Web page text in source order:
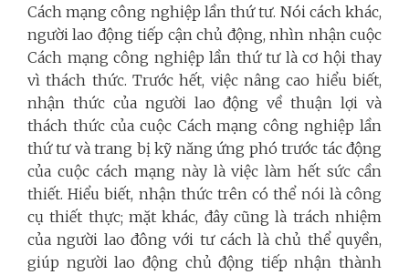
Cách mạng công nghiệp lần thứ tư. Nói cách khác,
người lao động tiếp cận chủ động, nhìn nhận cuộc
Cách mạng công nghiệp lần thứ tư là cơ hội thay
vì thách thức. Trước hết, việc nâng cao hiểu biết,
nhận thức của người lao động về thuận lợi và
thách thức của cuộc Cách mạng công nghiệp lần
thứ tư và trang bị kỹ năng ứng phó trước tác động
của cuộc cách mạng này là việc làm hết sức cần
thiết. Hiểu biết, nhận thức trên có thể nói là công
cụ thiết thực; mặt khác, đây cũng là trách nhiệm
của người lao đông với tư cách là chủ thể quyền,
giúp người lao động chủ động tiếp nhận thành